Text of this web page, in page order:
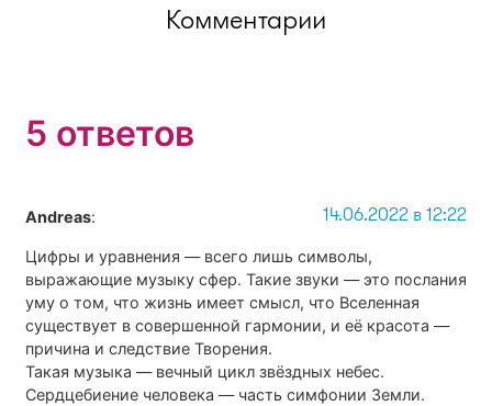
Комментарии
5 ответов
Andreas: 14.06.2022 в 12:22
Цифры и уравнения — всего лишь символы,
выражающие музыку сфер. Такие звуки — это послания
уму о том, что жизнь имеет смысл, что Вселенная
существует в совершенной гармонии, и её красота —
причина и следствие Творения.
Такая музыка — вечный цикл звёздных небес.
Сердцебиение человека — часть симфонии Земли.